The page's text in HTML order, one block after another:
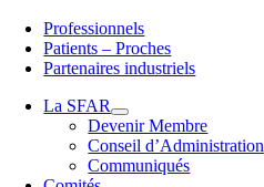
Professionnels
Patients – Proches
Partenaires industriels
La SFAR
Devenir Membre
Conseil d’Administration
Communiqués